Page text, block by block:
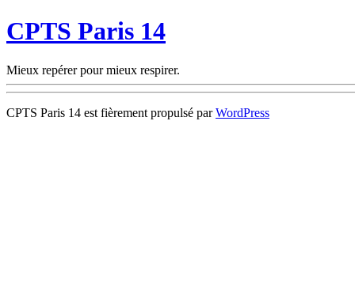
CPTS Paris 14
Mieux repérer pour mieux respirer.
CPTS Paris 14 est fièrement propulsé parWordPress